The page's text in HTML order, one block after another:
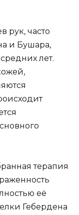
рук, часто
и Бушара,
лет.
терапия
её
Гебердена